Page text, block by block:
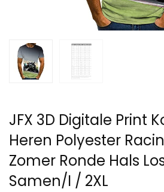
JFX 3D Digitale Print
Heren Polyester
Zomer Ronde Hals
Samen/I / 2XL